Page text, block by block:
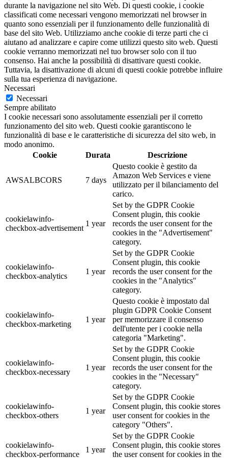
durante la navigazione nel sito Web. Di questi cookie, i cookie
classificati come necessari vengono memorizzati nel browser in
quanto sono essenziali per il funzionamento delle funzionalità di
base del sito Web. Utilizziamo anche cookie di terze parti che ci
aiutano ad analizzare e capire come utilizzi questo sito web. Questi
cookie verranno memorizzati nel tuo browser solo con il tuo
consenso. Hai anche la possibilità di disattivare questi cookie.
Tuttavia, la disattivazione di alcuni di questi cookie potrebbe influire
sulla tua esperienza di navigazione.
Necessari
Necessari
Sempre abilitato
I cookie necessari sono assolutamente essenziali per il corretto
funzionamento del sito web. Questi cookie garantiscono le
funzionalità di base e le caratteristiche di sicurezza del sito web, in
modo anonimo.
Cookie
Durata Descrizione
AWSALBCORS 7 days
Questo cookie è gestito da
Amazon Web Services e viene
utilizzato per il bilanciamento del
carico.
cookielawinfo-
checkbox-advertisement
1 year
Set by the GDPR Cookie
Consent plugin, this cookie
records the user consent for the
cookies in the "Advertisement"
category.
cookielawinfo-
checkbox-analytics
1 year
Set by the GDPR Cookie
Consent plugin, this cookie
records the user consent for the
cookies in the "Analytics"
category.
cookielawinfo-
checkbox-marketing
1 year
Questo cookie è impostato dal
plugin GDPR Cookie Consent
per memorizzare il consenso
dell'utente per i cookie nella
categoria "Marketing".
cookielawinfo-
checkbox-necessary
1 year
Set by the GDPR Cookie
Consent plugin, this cookie
records the user consent for the
cookies in the "Necessary"
category.
cookielawinfo-
checkbox-others
1 year
Set by the GDPR Cookie
Consent plugin, this cookie stores
user consent for cookies in the
category "Others".
cookielawinfo-
checkbox-performance
1 year
Set by the GDPR Cookie
Consent plugin, this cookie stores
the user consent for cookies in the